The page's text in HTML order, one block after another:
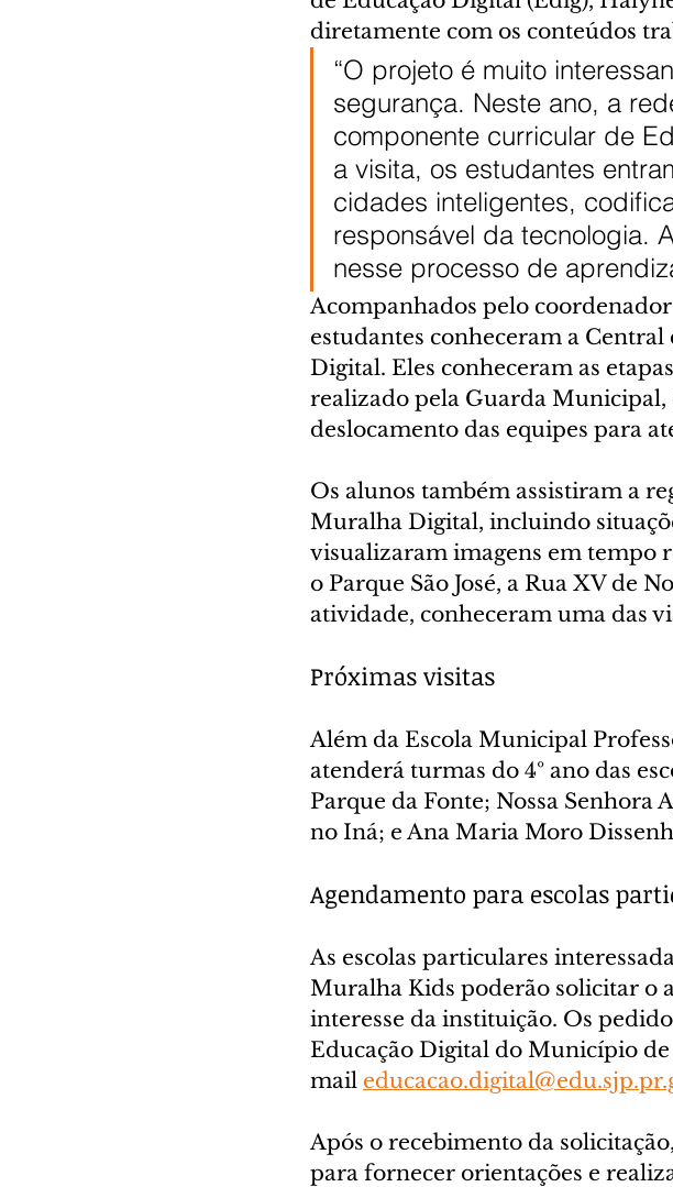
diretamente com os conteúdos
“O projeto é muito
segurança. Neste ano, a
componente curricular de
a visita, os estudantes
cidades inteligentes,
responsável da tecnologia.
nesse processo de
Acompanhados pelo
estudantes conheceram a
Digital. Eles conheceram as
realizado pela Guarda Municipal,
deslocamento das equipes para
Os alunos também assistiram a
Muralha Digital, incluindo
visualizaram imagens em tempo
o Parque São José, a Rua XV de
atividade, conheceram uma das
Próximas visitas
Além da Escola Municipal
atenderá turmas do 4º ano das
Parque da Fonte; Nossa Senhora
no Iná; e Ana Maria Moro
Agendamento para escolas
As escolas particulares
Muralha Kids poderão solicitar o
interesse da instituição. Os
Educação Digital do Município de
mail
Após o recebimento da
para fornecer orientações e